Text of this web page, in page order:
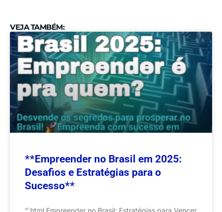
VEJA TAMBÉM:
**Empreender no Brasil em 2025:
Desafios e Estratégias para o
Sucesso**